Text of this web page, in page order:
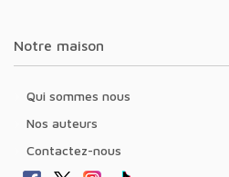
Notre maison
Qui sommes nous
Nos auteurs
Contactez-nous